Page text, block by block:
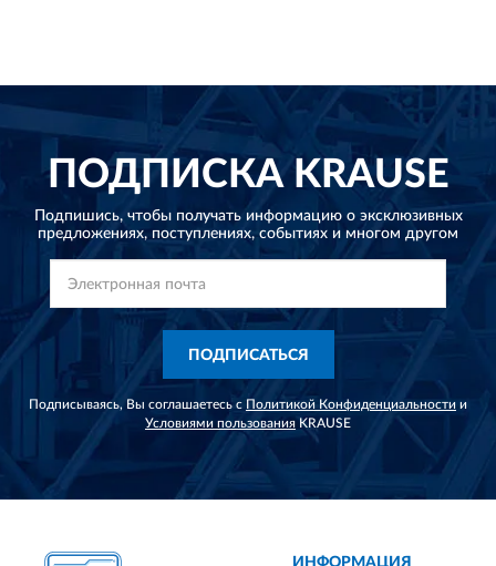
ПОДПИСКАKRAUSE
Подпишись, чтобы получать информацию о эксклюзивных
предложениях, поступлениях, событиях и многом другом
ПОДПИСАТЬСЯ
Подписываясь, Вы соглашаетесь с Политикой Конфиденциальности и
Условиями пользованияKRAUSE
ИНФОРМАЦИЯ